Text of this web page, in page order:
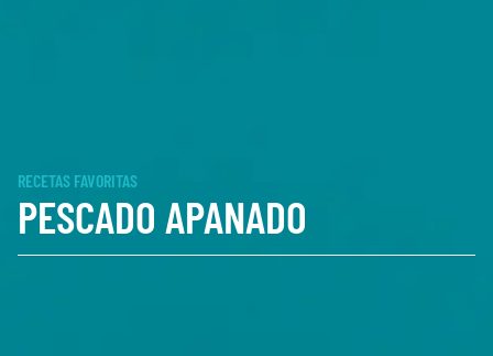
RECETAS FAVORITAS
PESCADO APANADO